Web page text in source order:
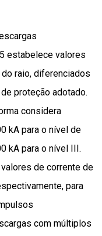
estabelece valores
raio, diferenciados
proteção adotado.
considera
kA para o nível de
kA para o nível III.
de corrente de
para
com múltiplos